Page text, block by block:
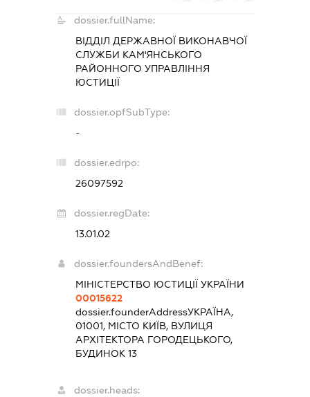
dossier.fullName:
ВІДДІЛ ДЕРЖАВНОЇ ВИКОНАВЧОЇ
СЛУЖБИ КАМ'ЯНСЬКОГО
РАЙОННОГО УПРАВЛІННЯ
ЮСТИЦІЇ
dossier.opfSubType:
-
dossier.edrpo:
26097592
dossier.regDate:
13.01.02
dossier.foundersAndBenef:
МІНІСТЕРСТВО ЮСТИЦІЇ УКРАЇНИ
00015622
dossier.founderAddressУКРАЇНА,
01001, МІСТО КИЇВ, ВУЛИЦЯ
АРХІТЕКТОРА ГОРОДЕЦЬКОГО,
БУДИНОК 13
dossier.heads: